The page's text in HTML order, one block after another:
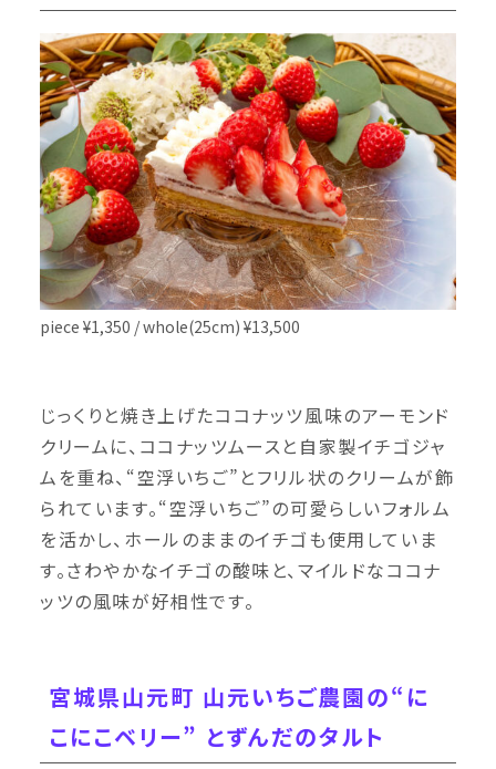
piece ¥1,350 / whole(25cm) ¥13,500
じっくりと焼き上げたココナッツ風味のアーモンド
クリームに、ココナッツムースと自家製イチゴジャ
ムを重ね、“空浮いちご”とフリル状のクリームが飾
られています。“空浮いちご”の可愛らしいフォルム
を活かし、ホールのままのイチゴも使用していま
す。さわやかなイチゴの酸味と、マイルドなココナ
ッツの風味が好相性です。
宮城県山元町 山元いちご農園の“に
こにこベリー” とずんだのタルト